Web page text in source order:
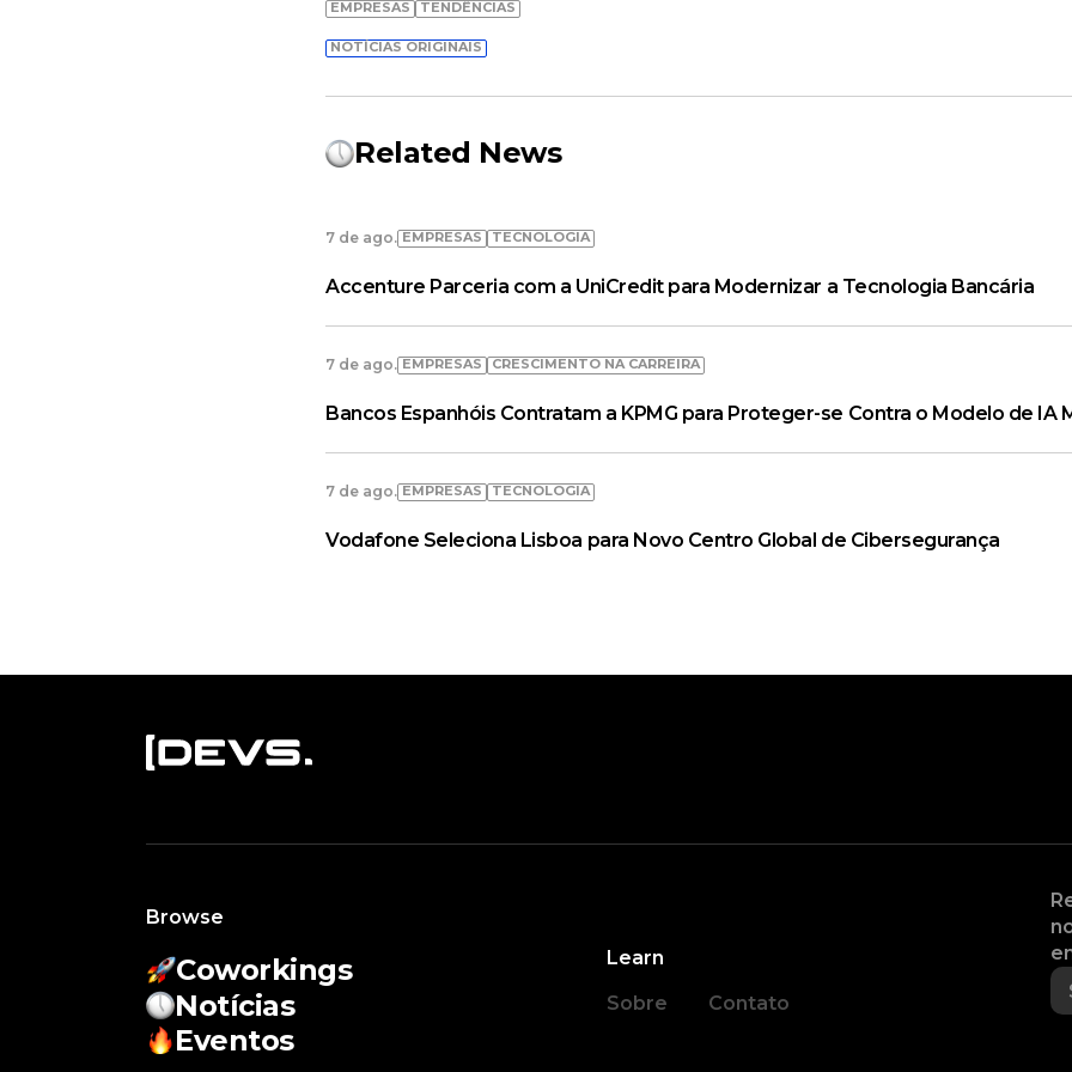
EMPRESAS TENDÊNCIAS
NOTÍCIAS ORIGINAIS
Related News
7 de ago. EMPRESAS TECNOLOGIA
Accenture Parceria com a UniCredit para Modernizar a Tecnologia Bancária
7 de ago. EMPRESAS CRESCIMENTO NA CARREIRA
Bancos Espanhóis Contratam a KPMG para Proteger-se Contra o Modelo de IA
7 de ago. EMPRESAS TECNOLOGIA
Vodafone Seleciona Lisboa para Novo Centro Global de Cibersegurança
Browse
Coworkings
Notícias
Eventos
Learn
Sobre
Contato